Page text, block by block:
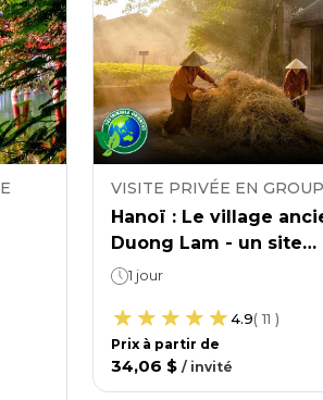
VISITE PRIVÉE EN
Hanoï : Le village
Duong Lam - un site
patrimonial au cœur de
1 jour
4.9(11 )
Prix ​​à partir de
34,06 $ / invité